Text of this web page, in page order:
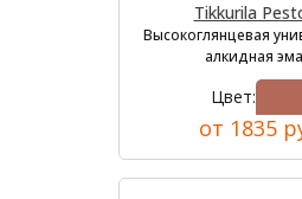
Tikkurila
Высокоглянцевая
алкидная
Цвет:
от 1835